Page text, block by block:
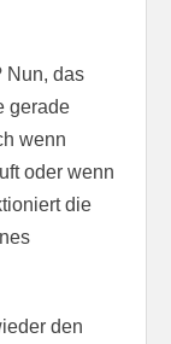
Nun, das
gerade
wenn
oder wenn
die
den